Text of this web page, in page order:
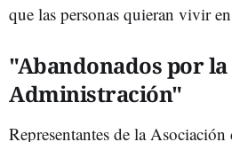
que las personas quieran vivir
"Abandonados por la
Administración"
Representantes de la